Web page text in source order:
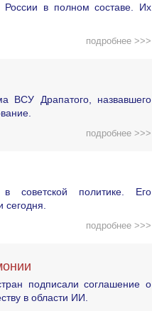
в полном составе. Их
подробнее >>>
ВСУ Драпатого, назвавшего
подробнее >>>
советской политике. Его
подробнее >>>
подписали соглашение о
в области ИИ.